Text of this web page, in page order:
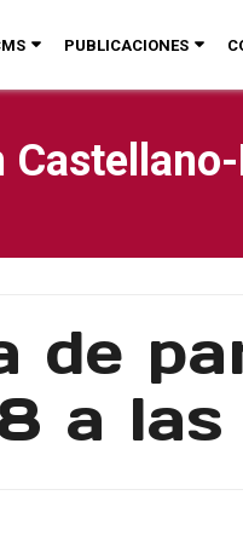
PUBLICACIONES
de
a